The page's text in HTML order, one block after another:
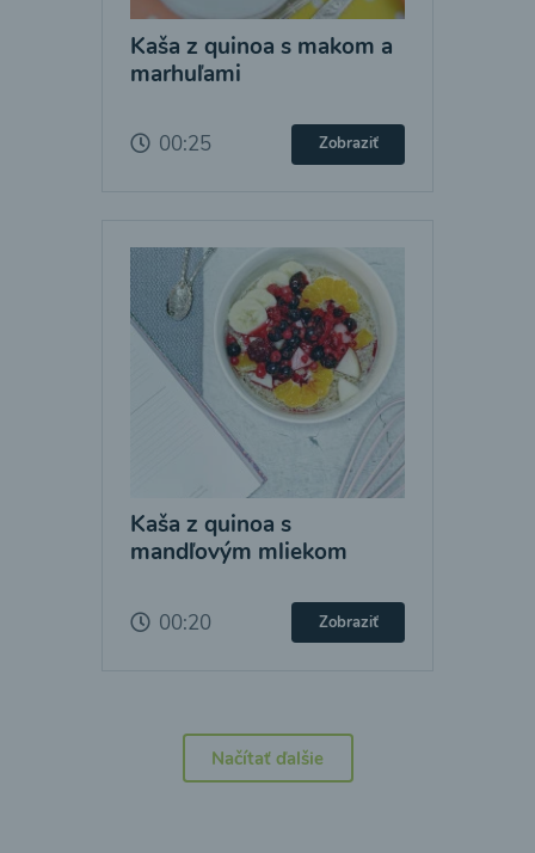
Kaša z quinoa s makom a
marhuľami
00:25 Zobraziť
Kaša z quinoa s
mandľovým mliekom
00:20 Zobraziť
Načítať ďalšie